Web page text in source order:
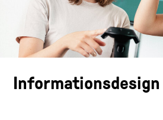
Informationsdesign